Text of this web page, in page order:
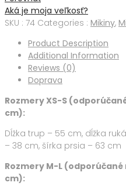
Aká je moja veľkosť?
SKU : 74 Categories : Mikiny,
Product Description
Additional Information
Reviews (0)
Doprava
Rozmery XS-S
cm):
Dĺžka trup – 55 cm, dĺžka
– 38 cm, šírka prsia – 63 cm
Rozmery M-L
cm):